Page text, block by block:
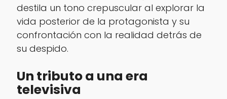
destila un tono crepuscular al explorar la
vida posterior de la protagonista y su
confrontación con la realidad detrás de
su despido.
Un tributo a una era
televisiva